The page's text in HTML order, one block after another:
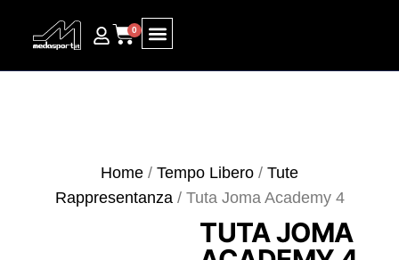
0
Home / Tempo Libero / Tute
Rappresentanza/ Tuta Joma Academy 4
TUTA JOMA